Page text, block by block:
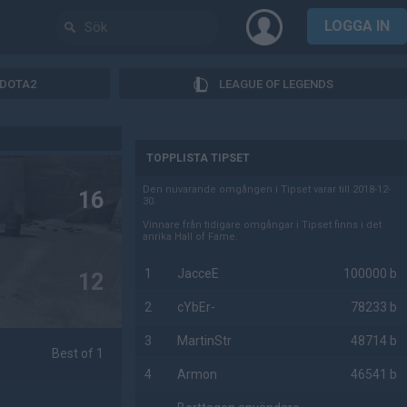
LOGGA IN
DOTA2 LEAGUE OF LEGENDS
16
12
Best of 1
TOPPLISTA TIPSET
Den nuvarande omgången i Tipset varar till 2018-12-
30.
Vinnare från tidigare omgångar i Tipset finns i det
anrika Hall of Fame.
1 JacceE 100000 b
2 cYbEr- 78233 b
3 MartinStr 48714 b
4 Armon 46541 b